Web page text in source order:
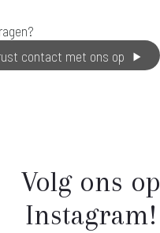
contact met ons op
Volg ons op
Instagram!